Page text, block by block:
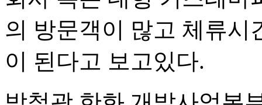
의 방문객이 많고 체류시
이 된다고 보고있다.